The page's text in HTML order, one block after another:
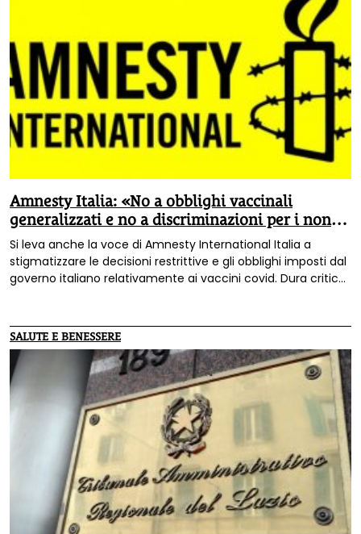
Amnesty Italia: «No a obblighi vaccinali
generalizzati e no a discriminazioni per i non
vaccinati»
Si leva anche la voce di Amnesty International Italia a
stigmatizzare le decisioni restrittive e gli obblighi imposti dal
governo italiano relativamente ai vaccini covid. Dura critica
SALUTE E BENESSERE